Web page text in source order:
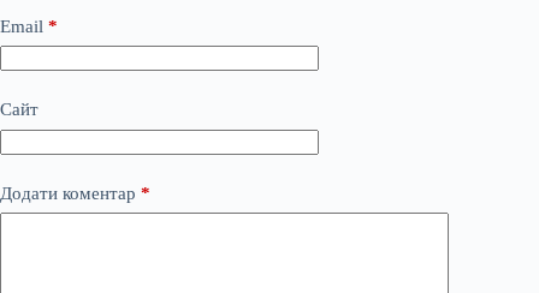
Email *
Сайт
Додати коментар *